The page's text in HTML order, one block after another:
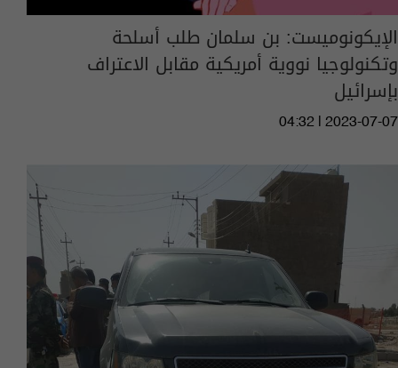
الإيكونوميست: بن سلمان طلب أسلحة
وتكنولوجيا نووية أمريكية مقابل الاعتراف
بإسرائيل
04:32 | 2023-07-07